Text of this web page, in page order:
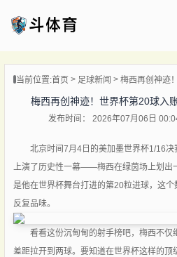
播
当前位置:首页 足球新闻
梅西再创神迹！世界杯第20球入
发布时间： 2026年07月06日
北京时间7月4日的美加墨世界杯1/16决
上演了历史性一幕——梅西在绿茵场上划出
是他在世界杯舞台打进的第20粒进球，这
反复品味。
看看这份沉甸甸的射手榜吧，梅西不仅
差距拉开到两球。要知道在世界杯这样的